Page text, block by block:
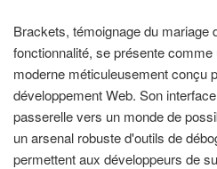
Brackets, témoignage du mariage
fonctionnalité, se présente
moderne méticuleusement conçu
développement Web. Son
passerelle vers un monde de
un arsenal robuste d'outils de
permettent aux développeurs de